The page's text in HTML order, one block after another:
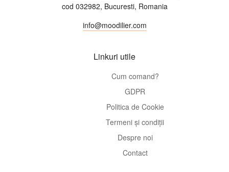
cod 032982, Bucuresti, Romania
info@moodilier.com
Linkuri utile
Cum comand?
GDPR
Politica de Cookie
Termeni și condiții
Despre noi
Contact